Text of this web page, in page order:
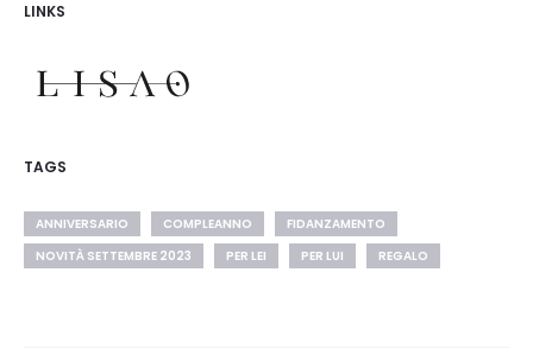
LINKS
TAGS
ANNIVERSARIO COMPLEANNO
FIDANZAMENTO
NOVITÀ SETTEMBRE 2023
PER LEI PER LUI REGALO